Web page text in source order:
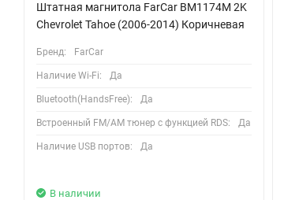
Штатная магнитола FarCar BM1174M 2K
Chevrolet Tahoe (2006-2014) Коричневая
Бренд: FarCar
Наличие Wi-Fi: Да
Bluetooth(HandsFree): Да
Встроенный FM/AM тюнер с функцией RDS: Да
Наличие USB портов: Да
В наличии